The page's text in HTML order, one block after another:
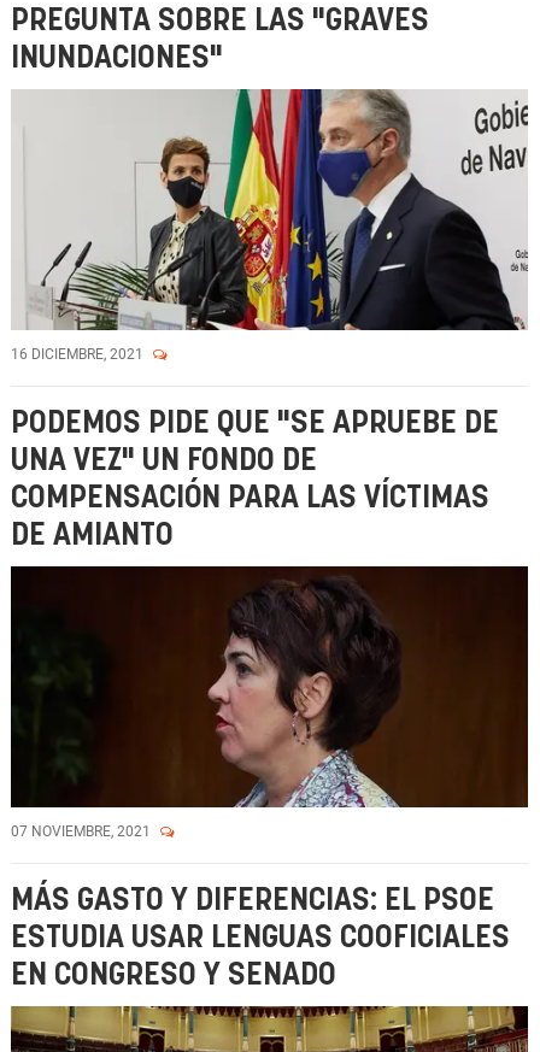
PREGUNTA SOBRE LAS "GRAVES
INUNDACIONES"
16 DICIEMBRE, 2021
PODEMOS PIDE QUE "SE APRUEBE DE
UNA VEZ" UN FONDO DE
COMPENSACIÓN PARA LAS VÍCTIMAS
DE AMIANTO
07 NOVIEMBRE, 2021
MÁS GASTO Y DIFERENCIAS: EL PSOE
ESTUDIA USAR LENGUAS COOFICIALES
EN CONGRESO Y SENADO